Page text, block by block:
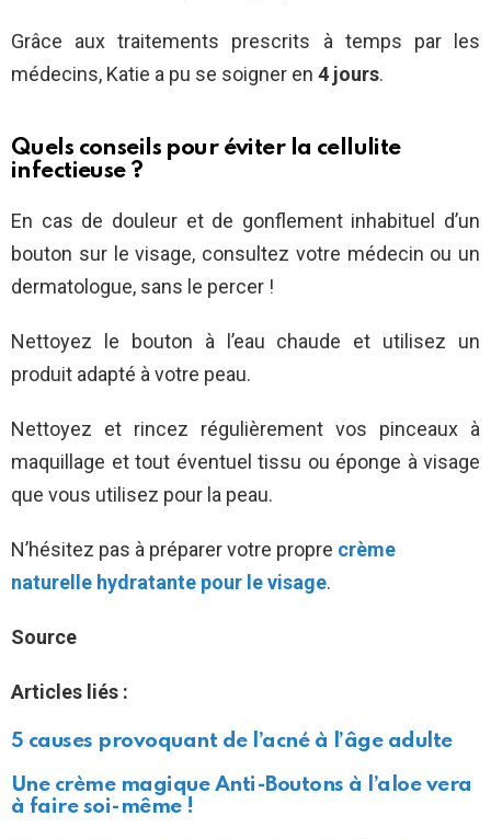
Grâce aux traitements prescrits à temps par les
médecins, Katie a pu se soigner en 4 jours.
Quels conseils pour éviter la cellulite
infectieuse ?
En cas de douleur et de gonflement inhabituel d’un
bouton sur le visage, consultez votre médecin ou un
dermatologue, sans le percer !
Nettoyez le bouton à l’eau chaude et utilisez un
produit adapté à votre peau.
Nettoyez et rincez régulièrement vos pinceaux à
maquillage et tout éventuel tissu ou éponge à visage
que vous utilisez pour la peau.
N’hésitez pas à préparer votre propre crème
naturelle hydratante pour le visage.
Source
Articles liés :
5 causes provoquant de l’acné à l’âge adulte
Une crème magique Anti-Boutons à l’aloe vera
à faire soi-même !